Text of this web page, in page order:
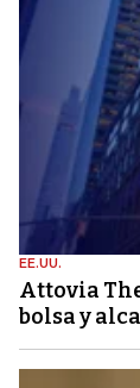
EE.UU.
Attovia
bolsa y